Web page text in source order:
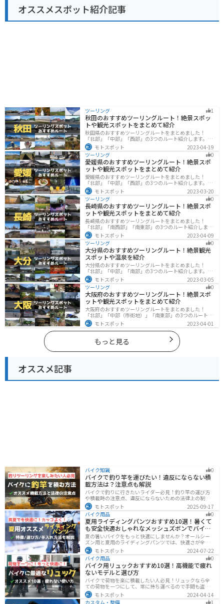
「君津ふるさと物産館」では、君津市や周辺地域の特産
品を販売しています。
オススメスポット紹介記事
ツーリング 1
秋田のおすすめツーリングルート！絶景スポッ
トや観光スポットをまとめて紹介
秋田県のおすすめツーリングルートをまとめました！
「北部」「中部」「西部」の3つのルート紹介します。自
然豊かな山々や湖、温泉地が点在し、四季折々の景色を
楽しめるスポットが多数あります。バイクで秋田県にツ
ーリングに行く際は参考にしてください。
モトスポット
2023-04-19
ツーリング
0
愛媛県のおすすめツーリングルート！絶景スポ
ットや観光スポットをまとめて紹介
愛媛県のおすすめツーリングルートをまとめました！
「北部」「中部」「西部」の3つのルート紹介します。山
や海といった自然だけでなく、気軽に渡れる島もあり
様々な楽しみ方ができます。バイクで愛媛県にツーリン
グに行く際は参考にしてください。
モトスポット
2023-03-20
ツーリング
0
長崎県のおすすめツーリングルート！絶景スポ
ットや観光スポットをまとめて紹介
長崎県のおすすめツーリングルートをまとめました！
「北部」「南西部」「南東部」の3つのルート紹介しま
す。国際色豊かな街並みや世界遺産、絶景ポイントが数
多く存在し、様々な楽しみ方ができます。バイクで長崎
県にツーリングに行く際は参考にしてください。
モトスポット
2023-04-09
ツーリング
0
大分県のおすすめツーリングルート！絶景観光
スポットや温泉を紹介
大分県のおすすめツーリングルートをまとめました！
「北部」「中部」「南部」の3つのルート紹介します。阿
蘇の雄大な自然を満喫できるスポットや温泉を満喫する
ツーリングができます。バイクで大分県にツーリングに
行く際は参考にしてください。
モトスポット
2023-03-05
ツーリング
0
大阪府のおすすめツーリングルート！絶景スポ
ットや観光スポットをまとめて紹介
大阪府のおすすめツーリングルートをまとめました！
「北部」「中部（市街地）」「南東部」の3つのルート紹
介します。歴史と近代が融合した魅力的なエリアで様々
な楽しみ方ができます。バイクで大阪府にツーリングに
行く際は参考にしてください。
モトスポット 2023-04-01
もっと見る
オススメ記事
バイク知識 0
バイクで釣り竿を運びたい！違反にならない積
載方法は？注意点も解説
バイクで釣りに行きたいライダー必見！釣り竿の運び方
や積載時の注意点、違反にならないための法律上の制限
を解説。風の影響やバランス、安全面のポイントを押さ
えつつ、おすすめのロッドケース・ロッドホルダー・コ
ンパクトロッドも紹介。ツーリング途中に気軽に釣りを
楽しみたい方にも最適な情報が満載
モトスポット
2025-09-17
バイク用品
0
夏用ライディングパンツおすすめ10選！暑くて
も安全快適おしゃれなメッシュズボンでバイク
に乗ろう
夏の暑いバイクをもっと快適にしませんか？オールシー
ズン用と夏用のライディングパンツでは、快適さが全然
違います。生地の大半がメッシュ素材で作られた夏用で
は通気性・透湿性に優れており、熱気を逃しつつ汗をし
っかりと乾かしてくれます。そんな夏用ライディングパ
ンツの選び方や特徴オススメ商品をまとめました。
モトスポット
2024-07-22
バイク用品
0
バイク用リュックおすすめ10選！高機能で疲れ
ないモデルと選び方
バイクで荷物を楽に積載したい人必見！リュックなら全
ての荷物を一つにして、常に持ち運べるので手間も盗ま
れる心配もありません。腰や肩の負担を軽減して通勤通
学・ツーリングを快適にできるオススメリュックを紹介
モトスポット
2024-04-14
カスタム・整備
1